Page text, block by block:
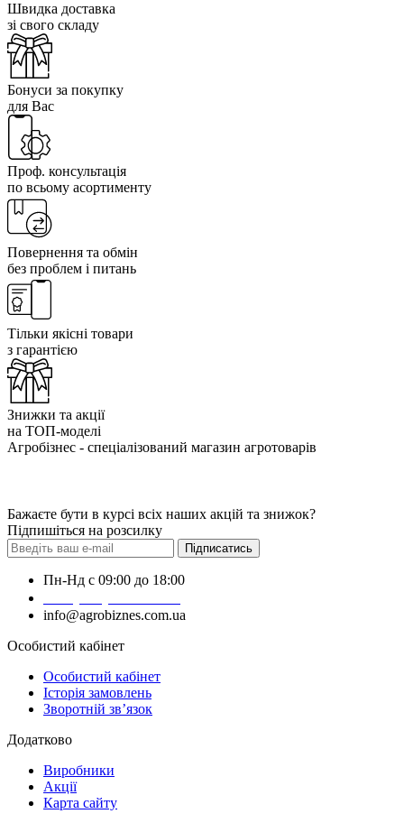
Швидка доставка
зі свого складу
Бонуси за покупку
для Вас
Проф. консультація
по всьому асортименту
Повернення та обмін
без проблем і питань
Тільки якісні товари
з гарантією
Знижки та акції
на ТОП-моделі
Агробізнес - спеціалізований магазин агротоварів
Бажаєте бути в курсі всіх наших акцій та знижок?
Підпишіться на розсилку
Підписатись
Пн-Нд с 09:00 до 18:00
info@agrobiznes.com.ua
Особистий кабінет
Особистий кабінет
Історія замовлень
Зворотній зв’язок
Додатково
Виробники
Акції
Карта сайту